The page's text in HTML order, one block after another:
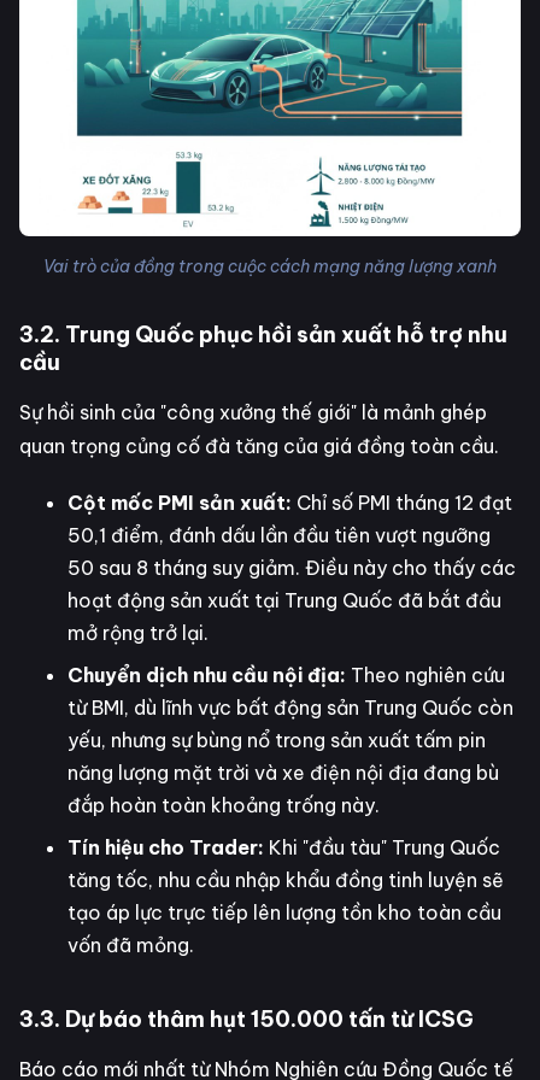
Vai trò của đồng trong cuộc cách mạng năng lượng xanh
3.2. Trung Quốc phục hồi sản xuất hỗ trợ nhu
cầu
Sự hồi sinh của "công xưởng thế giới" là mảnh ghép
quan trọng củng cố đà tăng của giá đồng toàn cầu.
Cột mốc PMI sản xuất: Chỉ số PMI tháng 12 đạt
50,1 điểm, đánh dấu lần đầu tiên vượt ngưỡng
50 sau 8 tháng suy giảm. Điều này cho thấy các
hoạt động sản xuất tại Trung Quốc đã bắt đầu
mở rộng trở lại.
Chuyển dịch nhu cầu nội địa: Theo nghiên cứu
từ BMI, dù lĩnh vực bất động sản Trung Quốc còn
yếu, nhưng sự bùng nổ trong sản xuất tấm pin
năng lượng mặt trời và xe điện nội địa đang bù
đắp hoàn toàn khoảng trống này.
Tín hiệu cho Trader: Khi "đầu tàu" Trung Quốc
tăng tốc, nhu cầu nhập khẩu đồng tinh luyện sẽ
tạo áp lực trực tiếp lên lượng tồn kho toàn cầu
vốn đã mỏng.
3.3. Dự báo thâm hụt 150.000 tấn từ ICSG
Báo cáo mới nhất từ Nhóm Nghiên cứu Đồng Quốc tế